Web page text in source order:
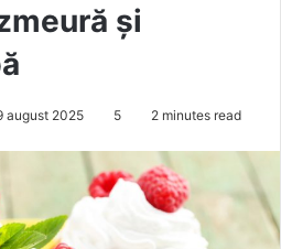
și
august 2025 5 2 minutes read